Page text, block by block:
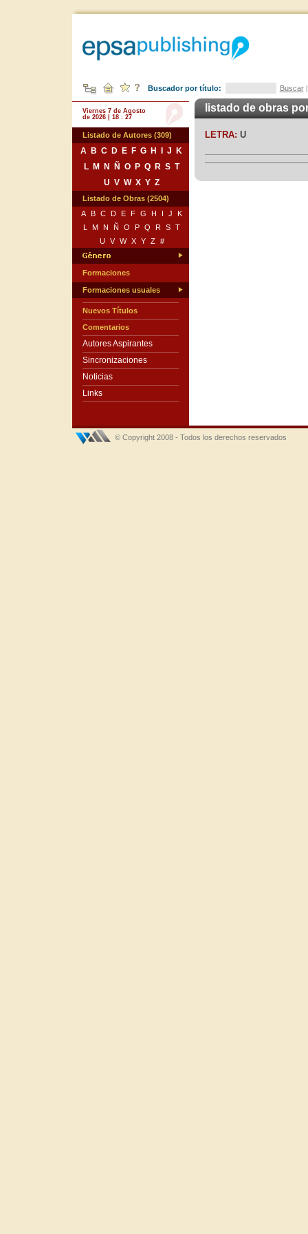
Buscador por título: Buscar
Viernes 7 de Agosto
de 2026 | 18 : 27
Listado de Autores (309)
A B C D E F G H J
K
L
M N Ñ O P Q R S T
U V W X Y Z
Listado de Obras (2504)
A
B C D E F G H I J
K
L
M N Ñ O P Q R S T
U
V W X Y Z #
Formaciones
Formaciones usuales
Nuevos Títulos
Comentarios
Autores Aspirantes
Sincronizaciones
Noticias
Links
listado de obras
LETRA: U
© Copyright 2008 - Todos los derechos reservados